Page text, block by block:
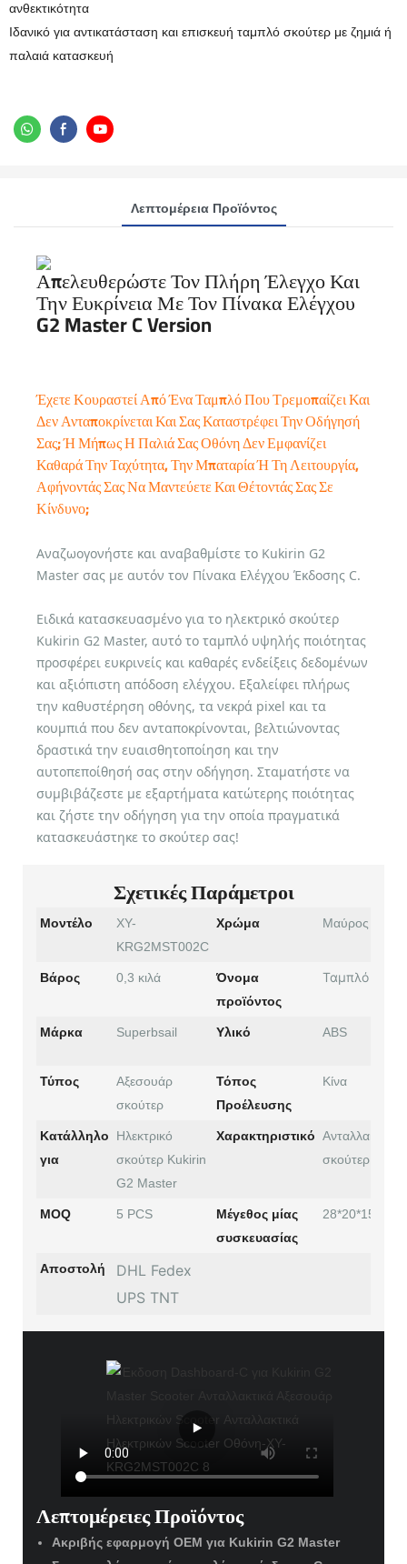
ανθεκτικότητα
Ιδανικό για αντικατάσταση και επισκευή ταμπλό σκούτερ με ζημιά ή
παλαιά κατασκευή
Λεπτομέρεια Προϊόντος
Απελευθερώστε Τον Πλήρη Έλεγχο Και
Την Ευκρίνεια Με Τον Πίνακα Ελέγχου
G2 Master C Version
Έχετε Κουραστεί Από Ένα Ταμπλό Που Τρεμοπαίζει Και
Δεν Ανταποκρίνεται Και Σας Καταστρέφει Την Οδήγησή
Σας; Ή Μήπως Η Παλιά Σας Οθόνη Δεν Εμφανίζει
Καθαρά Την Ταχύτητα, Την Μπαταρία Ή Τη Λειτουργία,
Αφήνοντάς Σας Να Μαντεύετε Και Θέτοντάς Σας Σε
Κίνδυνο;
Αναζωογονήστε και αναβαθμίστε το Kukirin G2
Master σας με αυτόν τον Πίνακα Ελέγχου Έκδοσης C.
Ειδικά κατασκευασμένο για το ηλεκτρικό σκούτερ
Kukirin G2 Master, αυτό το ταμπλό υψηλής ποιότητας
προσφέρει ευκρινείς και καθαρές ενδείξεις δεδομένων
και αξιόπιστη απόδοση ελέγχου. Εξαλείφει πλήρως
την καθυστέρηση οθόνης, τα νεκρά pixel και τα
κουμπιά που δεν ανταποκρίνονται, βελτιώνοντας
δραστικά την ευαισθητοποίηση και την
αυτοπεποίθησή σας στην οδήγηση. Σταματήστε να
συμβιβάζεστε με εξαρτήματα κατώτερης ποιότητας
και ζήστε την οδήγηση για την οποία πραγματικά
κατασκευάστηκε το σκούτερ σας!
Σχετικές Παράμετροι
Μοντέλο
XY-
KRG2MST002C
Χρώμα Μαύρος
Βάρος 0,3 κιλά
Όνομα
προϊόντος
Ταμπλό
Μάρκα Superbsail Υλικό ABS
Τύπος
Αξεσουάρ
σκούτερ
Τόπος
Προέλευσης
Κίνα
Κατάλληλο
για
Ηλεκτρικό
σκούτερ Kukirin
G2 Master
Χαρακτηριστικό Ανταλλακτικά
σκούτερ
MOQ 5 PCS
Μέγεθος μίας
συσκευασίας
28*20*15εκ.
Αποστολή
DHL Fedex
UPS TNT
Λεπτομέρειες Προϊόντος
Ακριβής εφαρμογή OEM για Kukirin G2 Master